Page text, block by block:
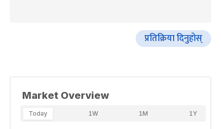
प्रतिक्रिया दिनुहोस्